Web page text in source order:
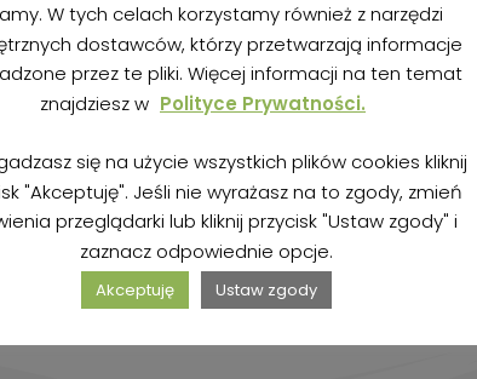
W tych celach korzystamy również z narzędzi
dostawców, którzy przetwarzają informacje
przez te pliki. Więcej informacji na ten temat
znajdziesz w Polityce Prywatności.
się na użycie wszystkich plików cookies kliknij
"Akceptuję". Jeśli nie wyrażasz na to zgody, zmień
przeglądarki lub kliknij przycisk "Ustaw zgody" i
zaznacz odpowiednie opcje.
Akceptuję Ustaw zgody